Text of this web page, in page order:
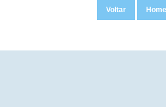
Voltar Home